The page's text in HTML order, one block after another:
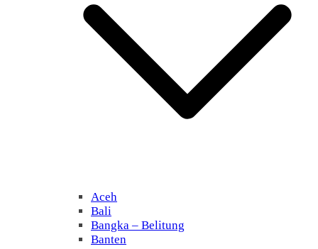
Aceh
Bali
Bangka – Belitung
Banten